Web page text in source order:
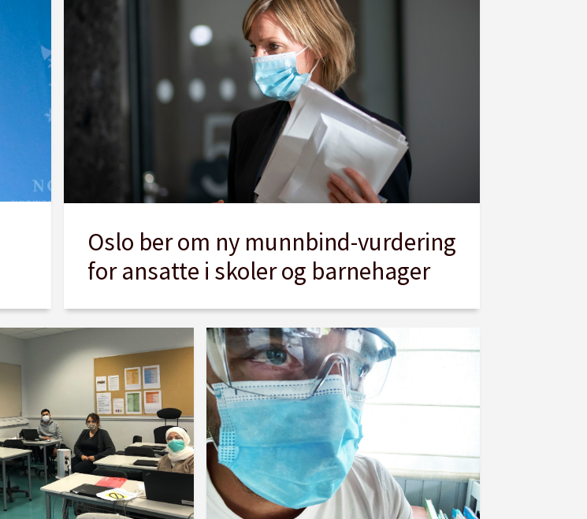
Oslo ber om ny munnbind-vurdering
for ansatte i skoler og barnehager